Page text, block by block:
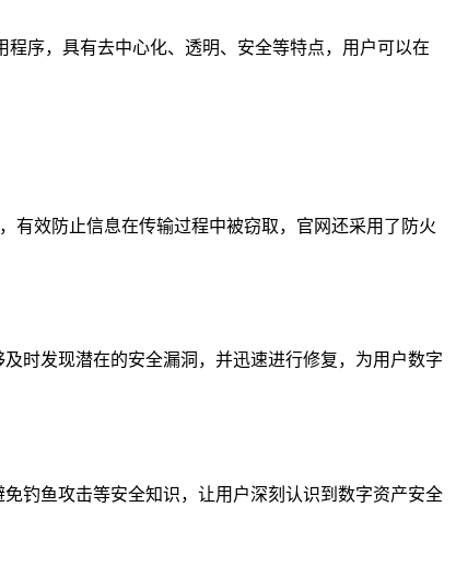
序，具有去中心化、透明、安全等特点，用户可以在
有效防止信息在传输过程中被窃取，官网还采用了防火
时发现潜在的安全漏洞，并迅速进行修复，为用户数字
钓鱼攻击等安全知识，让用户深刻认识到数字资产安全